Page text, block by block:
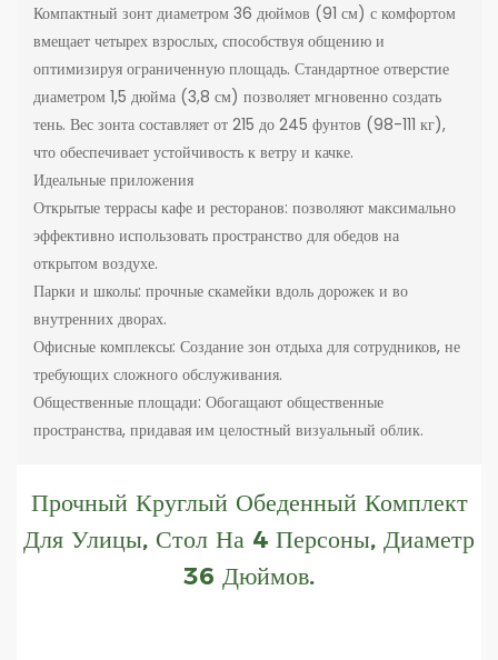
Компактный зонт диаметром 36 дюймов (91 см) с комфортом
вмещает четырех взрослых, способствуя общению и
оптимизируя ограниченную площадь. Стандартное отверстие
диаметром 1,5 дюйма (3,8 см) позволяет мгновенно создать
тень. Вес зонта составляет от 215 до 245 фунтов (98-111 кг),
что обеспечивает устойчивость к ветру и качке.
Идеальные приложения
Открытые террасы кафе и ресторанов: позволяют максимально
эффективно использовать пространство для обедов на
открытом воздухе.
Парки и школы: прочные скамейки вдоль дорожек и во
внутренних дворах.
Офисные комплексы: Создание зон отдыха для сотрудников, не
требующих сложного обслуживания.
Общественные площади: Обогащают общественные
пространства, придавая им целостный визуальный облик.
Прочный Круглый Обеденный Комплект
Для Улицы, Стол На 4 Персоны, Диаметр
36 Дюймов.